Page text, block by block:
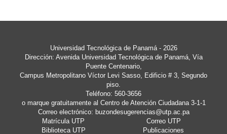
Universidad Tecnológica de Panamá- 2026
Dirección: Avenida Universidad Tecnológica de Panamá, Vía
Puente Centenario,
Campus Metropolitano Víctor Levi Sasso, Edificio # 3, Segundo
piso.
Teléfono: 560-3656
o marque gratuitamente al Centro de Atención Ciudadana 3-1-1
Correo electrónico: buzondesugerencias@utp.ac.pa
Matrícula UTP
Correo UTP
Biblioteca UTP
Publicaciones